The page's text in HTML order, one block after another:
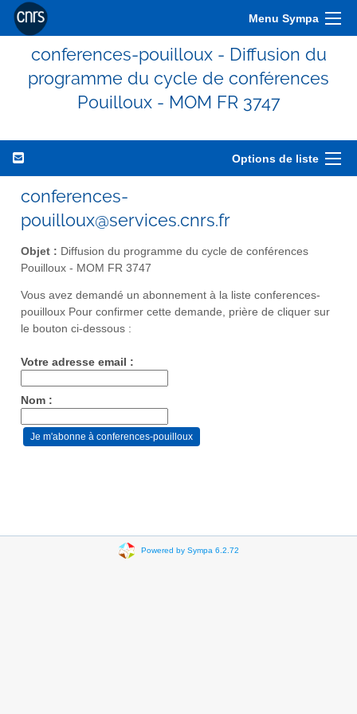
Menu Sympa
conferences-pouilloux - Diffusion du
programme du cycle de conférences
Pouilloux - MOM FR 3747
Options de liste
conferences-
pouilloux@services.cnrs.fr
Objet : Diffusion du programme du cycle de conférences
Pouilloux - MOM FR 3747
Vous avez demandé un abonnement à la liste conferences-
pouilloux Pour confirmer cette demande, prière de cliquer sur
le bouton ci-dessous :
Votre adresse email :
Nom :
Powered by Sympa 6.2.72